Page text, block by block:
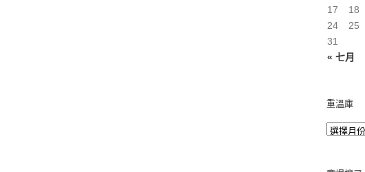
« 七月
17
18
24
25
31
重溫庫